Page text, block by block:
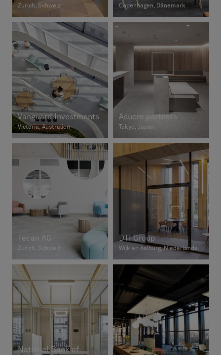
Zurich, Schweiz Copenhagen, Dänemark
Vanguard Investments
Victoria, Australien
Asucre partners
Tokyo, Japan
Tecan AG
Zurich, Schweiz
DTI Group
Wijk en Aalburg, Niederlande
National Bank of